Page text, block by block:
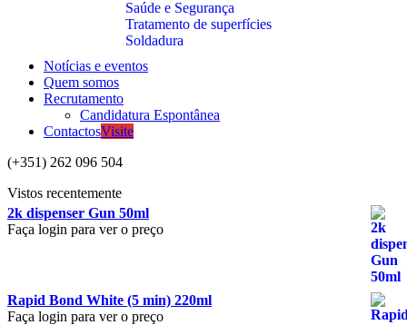
Saúde e Segurança
Tratamento de superfícies
Soldadura
Notícias e eventos
Quem somos
Recrutamento
Candidatura Espontânea
ContactosVisite
(+351) 262 096 504
Vistos recentemente
2k dispenser Gun 50ml
Faça login para ver o preço
Rapid Bond White (5 min) 220ml
Faça login para ver o preço